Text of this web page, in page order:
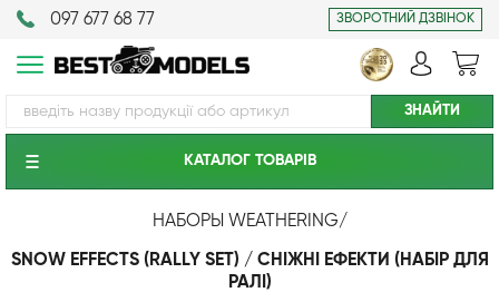
097 677 68 77 ЗВОРОТНИЙ ДЗВІНОК
КАТАЛОГ ТОВАРIВ
НАБОРЫ WEATHERING/
SNOW EFFECTS (RALLY SET) / СНІЖНІ ЕФЕКТИ (НАБІР ДЛЯ
РАЛІ)